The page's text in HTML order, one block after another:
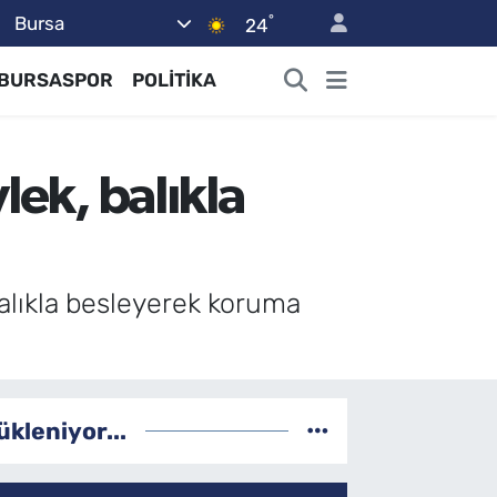
Bursa 24°
POLİTİKA
balıkla
besleyerek koruma